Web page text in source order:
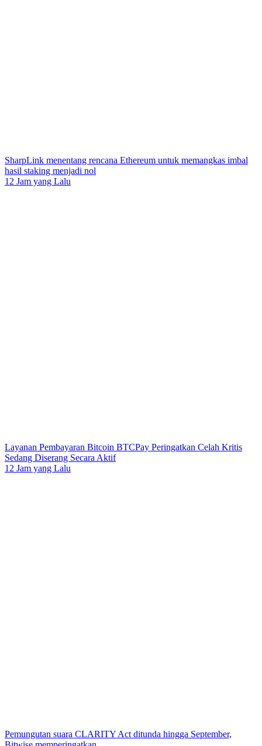
SharpLink menentang rencana Ethereum untuk memangkas imbal
hasil staking menjadi nol
12 Jam yang Lalu
Layanan Pembayaran Bitcoin BTCPay Peringatkan Celah Kritis
Sedang Diserang Secara Aktif
12 Jam yang Lalu
Pemungutan suara CLARITY Act ditunda hingga September,